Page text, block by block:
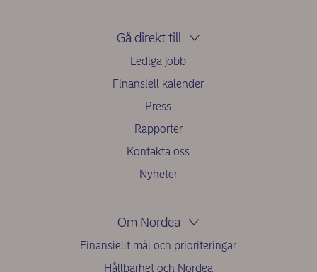
Gå direkt till
Lediga jobb
Finansiell kalender
Press
Rapporter
Kontakta oss
Nyheter
Om Nordea
Finansiellt mål och prioriteringar
Hållbarhet och Nordea